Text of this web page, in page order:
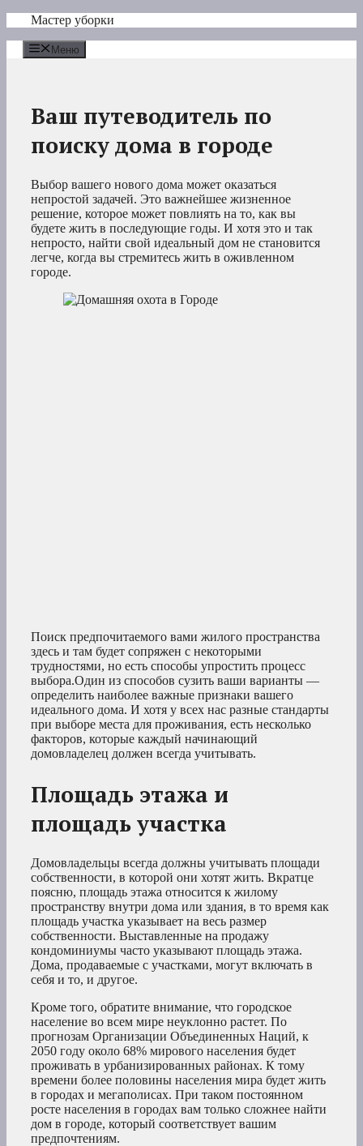
Перейти
содержимому
Мастер уборки
Меню
Ваш путеводитель по
поиску дома в городе
Выбор вашего нового дома может оказаться
непростой задачей. Это важнейшее жизненное
решение, которое может повлиять на то, как вы
будете жить в последующие годы. И хотя это и так
непросто, найти свой идеальный дом не становится
легче, когда вы стремитесь жить в оживленном
городе.
Поиск предпочитаемого вами жилого пространства
здесь и там будет сопряжен с некоторыми
трудностями, но есть способы упростить процесс
выбора.Один из способов сузить ваши варианты —
определить наиболее важные признаки вашего
идеального дома. И хотя у всех нас разные стандарты
при выборе места для проживания, есть несколько
факторов, которые каждый начинающий
домовладелец должен всегда учитывать.
Площадь этажа и
площадь участка
Домовладельцы всегда должны учитывать площади
собственности, в которой они хотят жить. Вкратце
поясню, площадь этажа относится к жилому
пространству внутри дома или здания, в то время как
площадь участка указывает на весь размер
собственности. Выставленные на продажу
кондоминиумы часто указывают площадь этажа.
Дома, продаваемые с участками, могут включать в
себя и то, и другое.
Кроме того, обратите внимание, что городское
население во всем мире неуклонно растет. По
прогнозам Организации Объединенных Наций, к
2050 году около 68% мирового населения будет
проживать в урбанизированных районах. К тому
времени более половины населения мира будет жить
в городах и мегаполисах. При таком постоянном
росте населения в городах вам только сложнее найти
дом в городе, который соответствует вашим
предпочтениям.